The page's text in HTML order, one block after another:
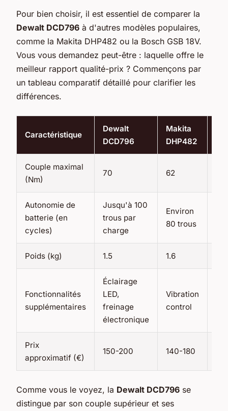
Pour bien choisir, il est essentiel de comparer la
Dewalt DCD796 à d'autres modèles populaires,
comme la Makita DHP482 ou la Bosch GSB 18V.
Vous vous demandez peut-être : laquelle offre le
meilleur rapport qualité-prix ? Commençons par
un tableau comparatif détaillé pour clarifier les
différences.
Caractéristique
Dewalt
DCD796
Makita
DHP482
Couple maximal
(Nm)
70 62
Autonomie de
batterie (en
cycles)
Jusqu'à 100
trous par
charge
Environ
80 trous
Poids (kg) 1.5 1.6
Fonctionnalités
supplémentaires
Éclairage
LED,
freinage
électronique
Vibration
control
Prix
approximatif (€)
150-200 140-180
Comme vous le voyez, la Dewalt DCD796 se
distingue par son couple supérieur et ses